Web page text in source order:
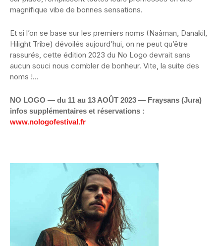
magnifique vibe de bonnes sensations.
Et si l’on se base sur les premiers noms (Naâman, Danakil,
Hilight Tribe) dévoilés aujourd’hui, on ne peut qu’être
rassurés, cette édition 2023 du No Logo devrait sans
aucun souci nous combler de bonheur. Vite, la suite des
noms !…
NO LOGO — du 11 au 13 AOÛT 2023 — Fraysans (Jura)
infos supplémentaires et réservations :
www.nologofestival.fr